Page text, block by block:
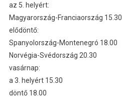
az 5. helyért:
Magyarország-Franciaország 15.30
elődöntő:
Spanyolország-Montenegró 18.00
Norvégia-Svédország 20.30
vasárnap:
a 3. helyért 15.30
döntő 18.00